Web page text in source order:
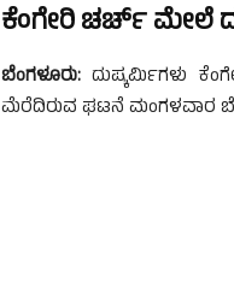
ಕೆಂಗೇರಿ ಚರ್ಚ್ ಮೇಲೆ
ಬೆಂಗಳೂರು: ದುಷ್ಕರ್ಮಿಗಳು
ಮೆರೆದಿರುವ ಘಟನೆ ಮಂಗಳವಾರ